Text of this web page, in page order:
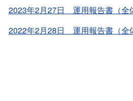
2023年2月27日 運用報告書（全
2022年2月28日 運用報告書（全